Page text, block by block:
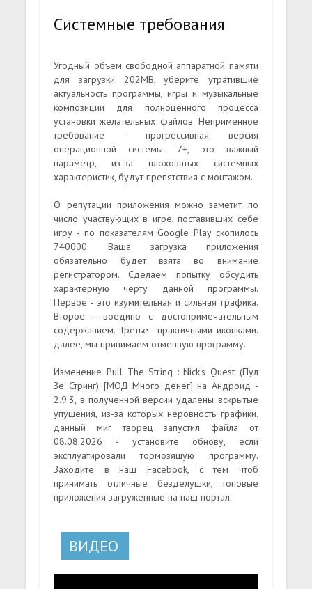
Системные требования
Угодный объем свободной аппаратной памяти
для загрузки 202MB, уберите утратившие
актуальность программы, игры и музыкальные
композиции для полноценного процесса
установки желательных файлов. Неприменное
требование - прогрессивная версия
операционной системы. 7+, это важный
параметр, из-за плоховатых системных
характеристик, будут препятствия с монтажом.
О репутации приложения можно заметит по
число участвующих в игре, поставивших себе
игру - по показателям Google Play скопилось
740000. Ваша загрузка приложения
обязательно будет взята во внимание
регистратором. Сделаем попытку обсудить
характерную черту данной программы.
Первое - это изумительная и сильная графика.
Второе - воедино с достопримечательным
содержанием. Третье - практичными иконками.
далее, мы принимаем отменную программу.
Изменение Pull The String : Nick's Quest (Пул
Зе Стринг) [МОД Много денег] на Андроид -
2.9.3, в полученной версии удалены вскрытые
упущения, из-за которых неровность графики.
данный миг творец запустил файла от
08.08.2026 - установите обнову, если
эксплуатировали тормозящую программу.
Заходите в наш Facebook, с тем чтоб
принимать отличные безделушки, топовые
приложения загруженные на наш портал.
ВИДЕО